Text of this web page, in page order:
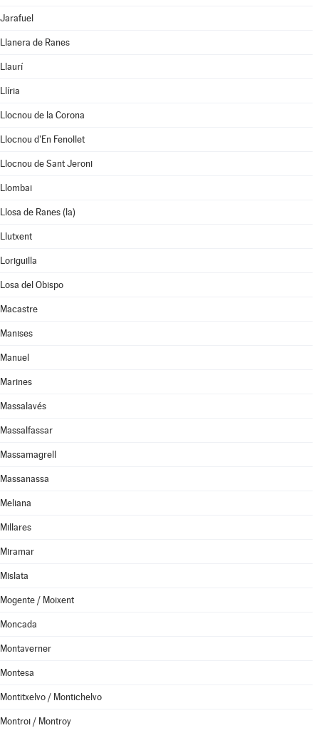
Jarafuel
Llanera de Ranes
Llaurí
Llíria
Llocnou de la Corona
Llocnou d'En Fenollet
Llocnou de Sant Jeroni
Llombai
Llosa de Ranes (la)
Llutxent
Loriguilla
Losa del Obispo
Macastre
Manises
Manuel
Marines
Massalavés
Massalfassar
Massamagrell
Massanassa
Meliana
Millares
Miramar
Mislata
Mogente / Moixent
Moncada
Montaverner
Montesa
Montitxelvo / Montichelvo
Montroi / Montroy